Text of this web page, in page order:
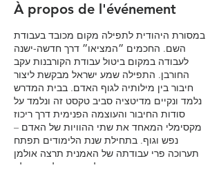
À propos de l'événement
במסורת היהודית לתפילה מקום מכובד בעבודת
השם. החכמים ״המציאו״ דרך חדשה-ישנה
לעבודה במקום ביטול עבודת הקורבנות עקב
החורבן. התפילה שמע ישראל מבקשת ליצור
חיבור בין מילותיה לגוף האדם. בבית המדרש
נלמד ונקיים מדיטציה סביב טקסט זה ונלמד על
סודות החיבור והעוצמה הפנימית דרך ריכוז
מקסימלי המאחד את שתי ההוויות של האדם –
נפש וגוף. בתחילת שנת הלימודים תפתח
תערוכה פרי עבודתה של האמנית תרצה אולמן
בתוך בית הכנסת שתלווה את הלימוד שלנו